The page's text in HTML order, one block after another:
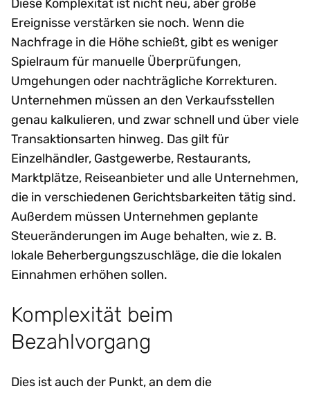
Diese Komplexität ist nicht neu, aber große
Ereignisse verstärken sie noch. Wenn die
Nachfrage in die Höhe schießt, gibt es weniger
Spielraum für manuelle Überprüfungen,
Umgehungen oder nachträgliche Korrekturen.
Unternehmen müssen an den Verkaufsstellen
genau kalkulieren, und zwar schnell und über viele
Transaktionsarten hinweg. Das gilt für
Einzelhändler, Gastgewerbe, Restaurants,
Marktplätze, Reiseanbieter und alle Unternehmen,
die in verschiedenen Gerichtsbarkeiten tätig sind.
Außerdem müssen Unternehmen geplante
Steueränderungen im Auge behalten, wie z. B.
lokale Beherbergungszuschläge, die die lokalen
Einnahmen erhöhen sollen.
Komplexität beim
Bezahlvorgang
Dies ist auch der Punkt, an dem die